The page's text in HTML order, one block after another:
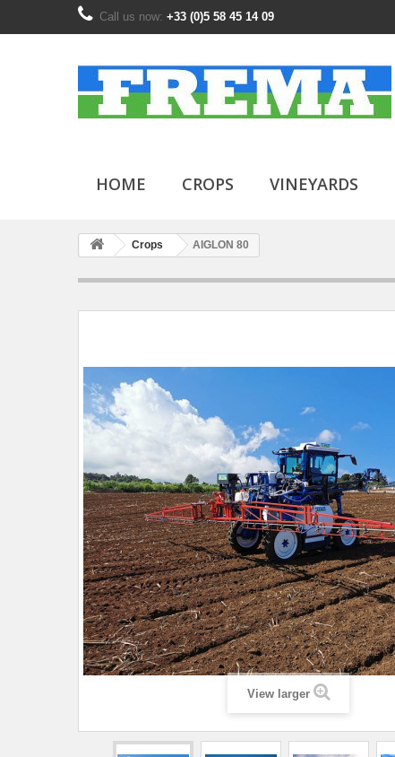
Call us now: +33 (0)5 58 45 14 09
HOME CROPS VINEYARDS
Crops AIGLON 80
View larger